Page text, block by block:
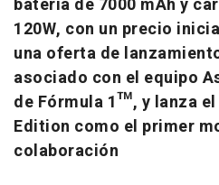
batería de 7000 mAh y
120W, con un precio
una oferta de
asociado con el equipo
de Fórmula 1™, y lanza el
Edition como el primer
colaboración